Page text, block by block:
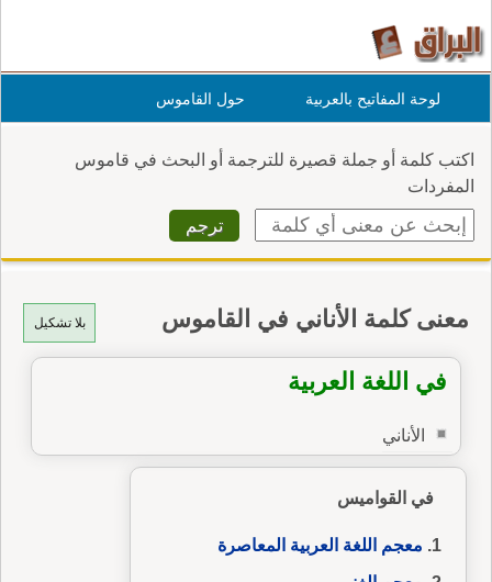
لوحة المفاتيح بالعربية حول القاموس
اكتب كلمة أو جملة قصيرة للترجمة أو البحث في قاموس
المفردات
بلا تشكيل معنى كلمة الأناني في القاموس
في اللغة العربية
الأناني
في القواميس
معجم اللغة العربية المعاصرة